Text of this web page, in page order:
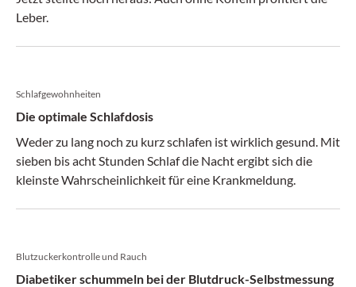
Leber.
Schlafgewohnheiten
Die optimale Schlafdosis
Weder zu lang noch zu kurz schlafen ist wirklich gesund. Mit
sieben bis acht Stunden Schlaf die Nacht ergibt sich die
kleinste Wahrscheinlichkeit für eine Krankmeldung.
Blutzuckerkontrolle und Rauch
Diabetiker schummeln bei der Blutdruck-Selbstmessung